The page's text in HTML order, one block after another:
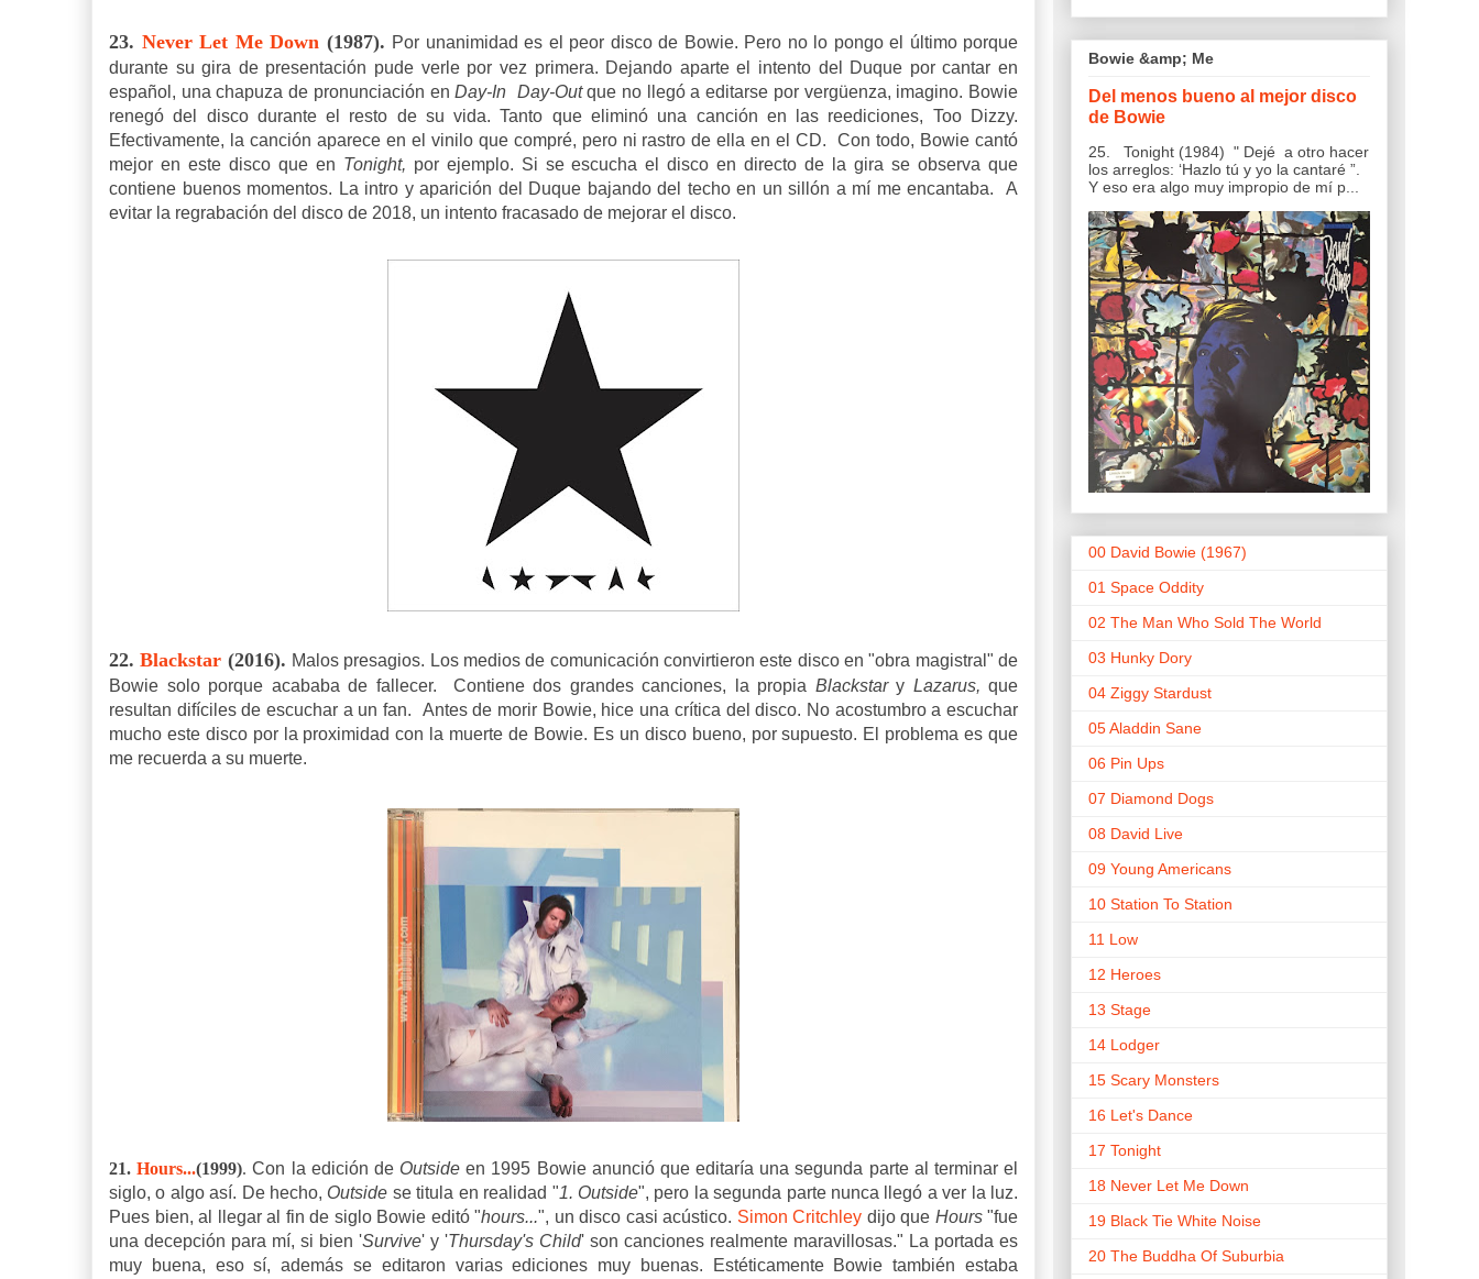
23. Never Let Me Down (1987). Por unanimidad es el peor disco de Bowie. Pero no lo pongo el último porque
durante su gira de presentación pude verle por vez primera. Dejando aparte el intento del Duque por cantar en
español, una chapuza de pronunciación enDay-In Day-Outque no llegó a editarse por vergüenza, imagino. Bowie
renegó del disco durante el resto de su vida. Tanto que eliminó una canción en las reediciones, Too Dizzy.
Efectivamente, la canción aparece en el vinilo que compré, pero ni rastro de ella en el CD. Con todo, Bowie cantó
mejor en este disco que en Tonight, por ejemplo. Si se escucha el disco en directo de la gira se observa que
contiene buenos momentos. La intro y aparición del Duque bajando del techo en un sillón a mí me encantaba. A
evitar la regrabación del disco de 2018, un intento fracasado de mejorar el disco.
22.Blackstar (2016). Malos presagios. Los medios de comunicación convirtieron este disco en "obra magistral" de
Bowie solo porque acababa de fallecer. Contiene dos grandes canciones, la propia Blackstary Lazarus, que
resultan difíciles de escuchar a un fan.
Antes de morir Bowie, hice una crítica del disco. No acostumbro a escuchar
mucho este disco por la proximidad con la muerte de Bowie. Es un disco bueno, por supuesto. El problema es que
me recuerda a su muerte.
21.Hours...(1999).Con la edición deOutsideen 1995 Bowie anunció que editaría una segunda parte al terminar el
siglo, o algo así. De hecho, Outside se titula en realidad "1. Outside", pero la segunda parte nunca llegó a ver la luz.
Pues bien, al llegar al fin de siglo Bowie editó "hours...", un disco casi acústico. Simon Critchley dijo que Hours"fue
una decepción para mí, si bien 'Survive' y 'Thursday's Child' son canciones realmente maravillosas." La portada es
muy buena, eso sí, además se editaron varias ediciones muy buenas. Estéticamente Bowie también estaba
Bowie &amp; Me
Del menos bueno al mejor disco
de Bowie
25. Tonight (1984) " Dejé a otro hacer
los arreglos: ‘Hazlo tú y yo la cantaré ”.
Y eso era algo muy impropio de mí p...
00 David Bowie (1967)
01 Space Oddity
02 The Man Who Sold The World
03 Hunky Dory
04 Ziggy Stardust
05 Aladdin Sane
06 Pin Ups
07 Diamond Dogs
08 David Live
09 Young Americans
10 Station To Station
11 Low
12 Heroes
13 Stage
14 Lodger
15 Scary Monsters
16 Let's Dance
17 Tonight
18 Never Let Me Down
19 Black Tie White Noise
20 The Buddha Of Suburbia